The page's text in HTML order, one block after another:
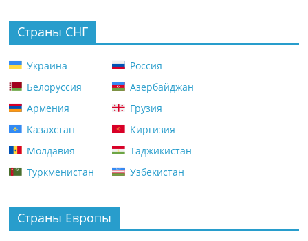
Страны СНГ
Украина
Россия
Белоруссия
Азербайджан
Армения
Грузия
Казахстан
Киргизия
Молдавия
Таджикистан
Туркменистан
Узбекистан
Страны Европы